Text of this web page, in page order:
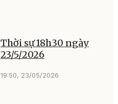
Thời sự 18h30 ngày
23/5/2026
19:50, 23/05/2026